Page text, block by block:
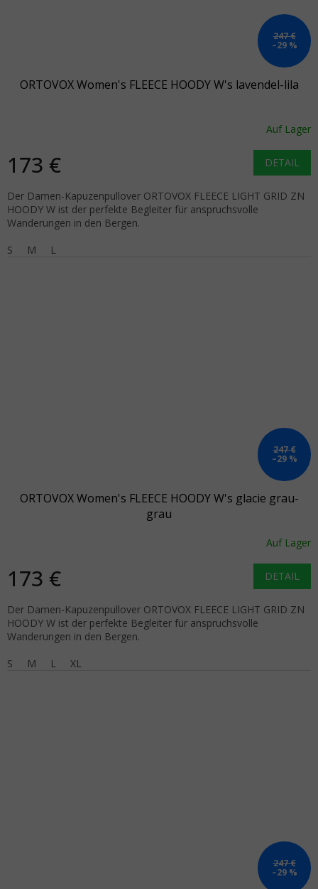
247 €
–29 %
ORTOVOX Women's FLEECE HOODY W's lavendel-lila
Auf Lager
173 € DETAIL
Der Damen-Kapuzenpullover ORTOVOX FLEECE LIGHT GRID ZN
HOODY W ist der perfekte Begleiter für anspruchsvolle
Wanderungen in den Bergen.
S
M L
247 €
–29 %
ORTOVOX Women's FLEECE HOODY W's glacie grau-
grau
Auf Lager
173 € DETAIL
Der Damen-Kapuzenpullover ORTOVOX FLEECE LIGHT GRID ZN
HOODY W ist der perfekte Begleiter für anspruchsvolle
Wanderungen in den Bergen.
S
M L XL
247 €
–29 %